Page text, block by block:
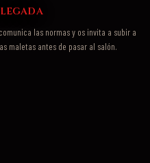
las normas y os invita a subir a
maletas antes de pasar al salón.